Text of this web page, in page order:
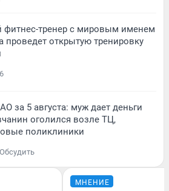
фитнес-тренер с мировым именем
проведет открытую тренировку
6
за 5 августа: муж дает деньги
оголился возле ТЦ,
поликлиники
Обсудить
МНЕНИЕ